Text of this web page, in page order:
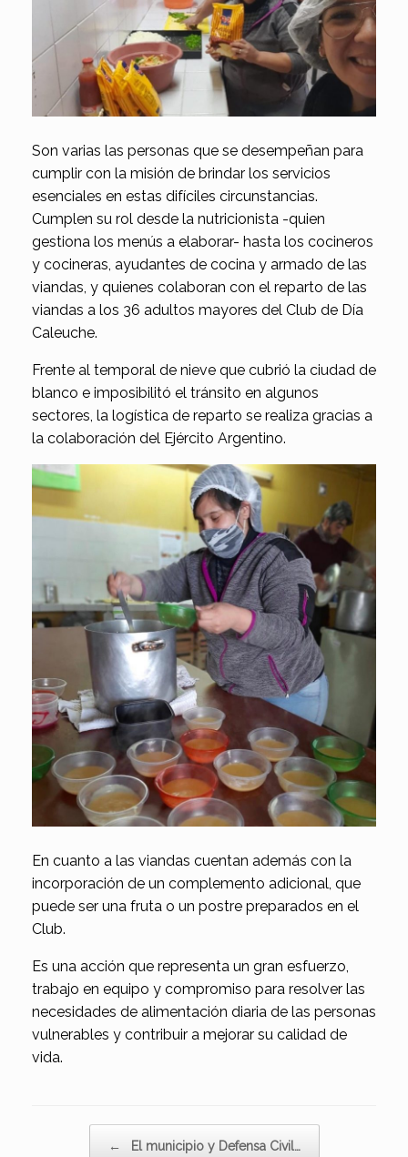
Son varias las personas que se desempeñan para
cumplir con la misión de brindar los servicios
esenciales en estas difíciles circunstancias.
Cumplen su rol desde la nutricionista -quien
gestiona los menús a elaborar- hasta los cocineros
y cocineras, ayudantes de cocina y armado de las
viandas, y quienes colaboran con el reparto de las
viandas a los 36 adultos mayores del Club de Día
Caleuche.
Frente al temporal de nieve que cubrió la ciudad de
blanco e imposibilitó el tránsito en algunos
sectores, la logística de reparto se realiza gracias a
la colaboración del Ejército Argentino.
En cuanto a las viandas cuentan además con la
incorporación de un complemento adicional, que
puede ser una fruta o un postre preparados en el
Club.
Es una acción que representa un gran esfuerzo,
trabajo en equipo y compromiso para resolver las
necesidades de alimentación diaria de las personas
vulnerables y contribuir a mejorar su calidad de
vida.
← El municipio y Defensa Civil…